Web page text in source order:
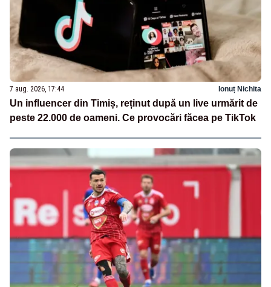
7 aug. 2026, 17:44 Ionuț Nichita
Un influencer din Timiș, reținut după un live urmărit de
peste 22.000 de oameni. Ce provocări făcea pe TikTok